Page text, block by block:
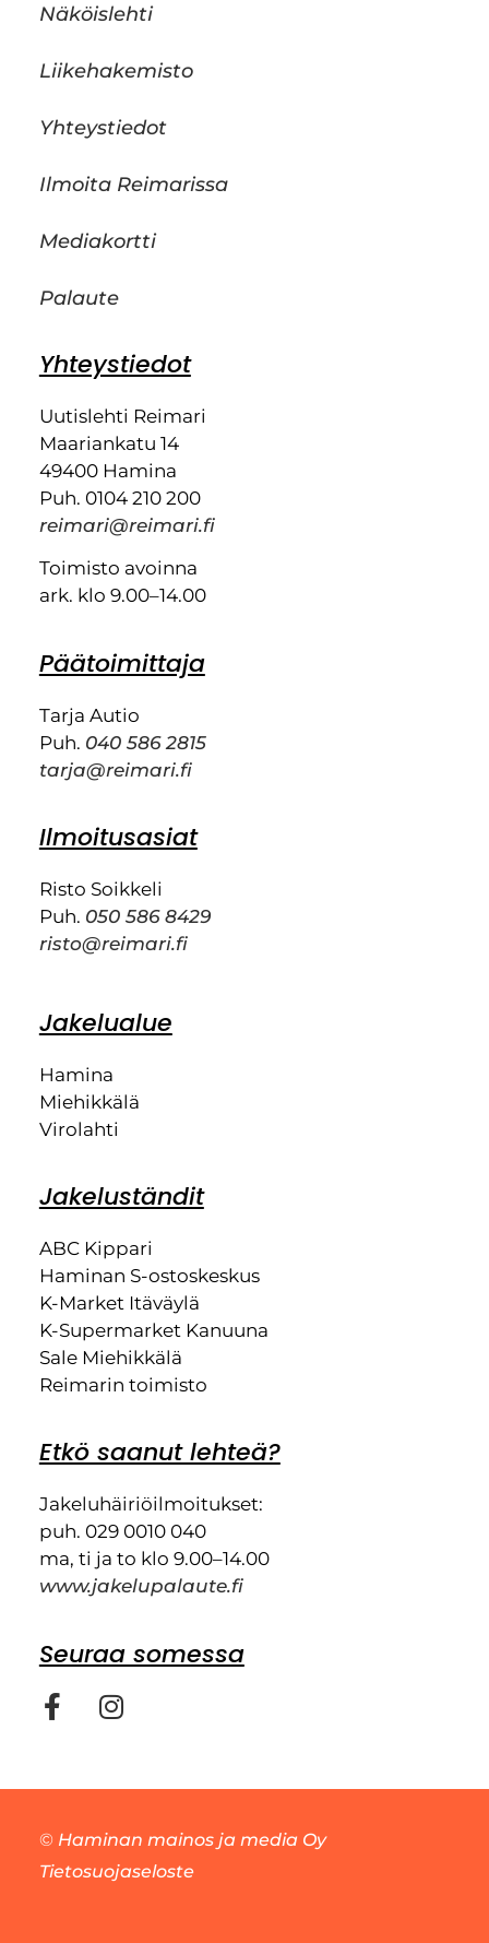
Näköislehti
Liikehakemisto
Yhteystiedot
Ilmoita Reimarissa
Mediakortti
Palaute
Yhteystiedot
Uutislehti Reimari
Maariankatu 14
49400 Hamina
Puh. 0104 210 200
reimari@reimari.fi
Toimisto avoinna
ark. klo 9.00–14.00
Päätoimittaja
Tarja Autio
Puh. 040 586 2815
tarja@reimari.fi
Ilmoitusasiat
Risto Soikkeli
Puh. 050 586 8429
risto@reimari.fi
Jakelualue
Hamina
Miehikkälä
Virolahti
Jakeluständit
ABC Kippari
Haminan S-ostoskeskus
K-Market Itäväylä
K-Supermarket Kanuuna
Sale Miehikkälä
Reimarin toimisto
Etkö saanut lehteä?
Jakeluhäiriöilmoitukset:
puh. 029 0010 040
ma, ti ja to klo 9.00–14.00
www.jakelupalaute.fi
Seuraa somessa
© Haminan mainos ja media Oy
Tietosuojaseloste